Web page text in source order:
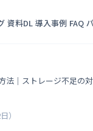
資料DL 導入事例 FAQ
法｜ストレージ不足の
）